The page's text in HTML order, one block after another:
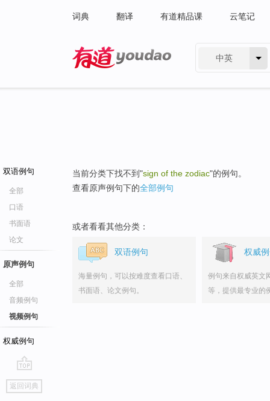
词典 翻译 有道精品课 云笔记
中英
双语例句
全部
口语
书面语
论文
原声例句
全部
音频例句
视频例句
权威例句
go
top
返回词典
当前分类下找不到"sign of the zodiac"的例句。
查看原声例句下的全部例句
或者看看其他分类：
双语例句
海量例句，可以按难度查看口语、
书面语、论文例句。
权威
例句来自权威英文
等，提供最专业的